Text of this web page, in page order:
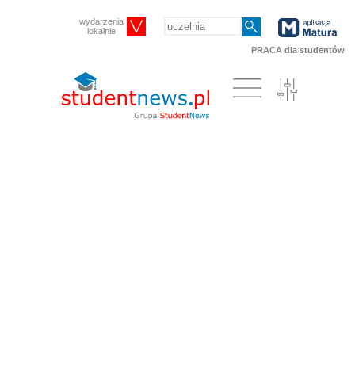
wydarzenia
lokalnie
PRACA dla studentów